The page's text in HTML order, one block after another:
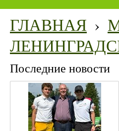
ГЛАВНАЯ ›
Последние новости